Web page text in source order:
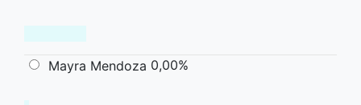
Mayra Mendoza 0,00%